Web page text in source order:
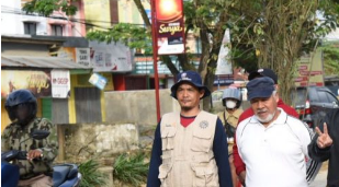
m
d
e
n
g
a
n
J